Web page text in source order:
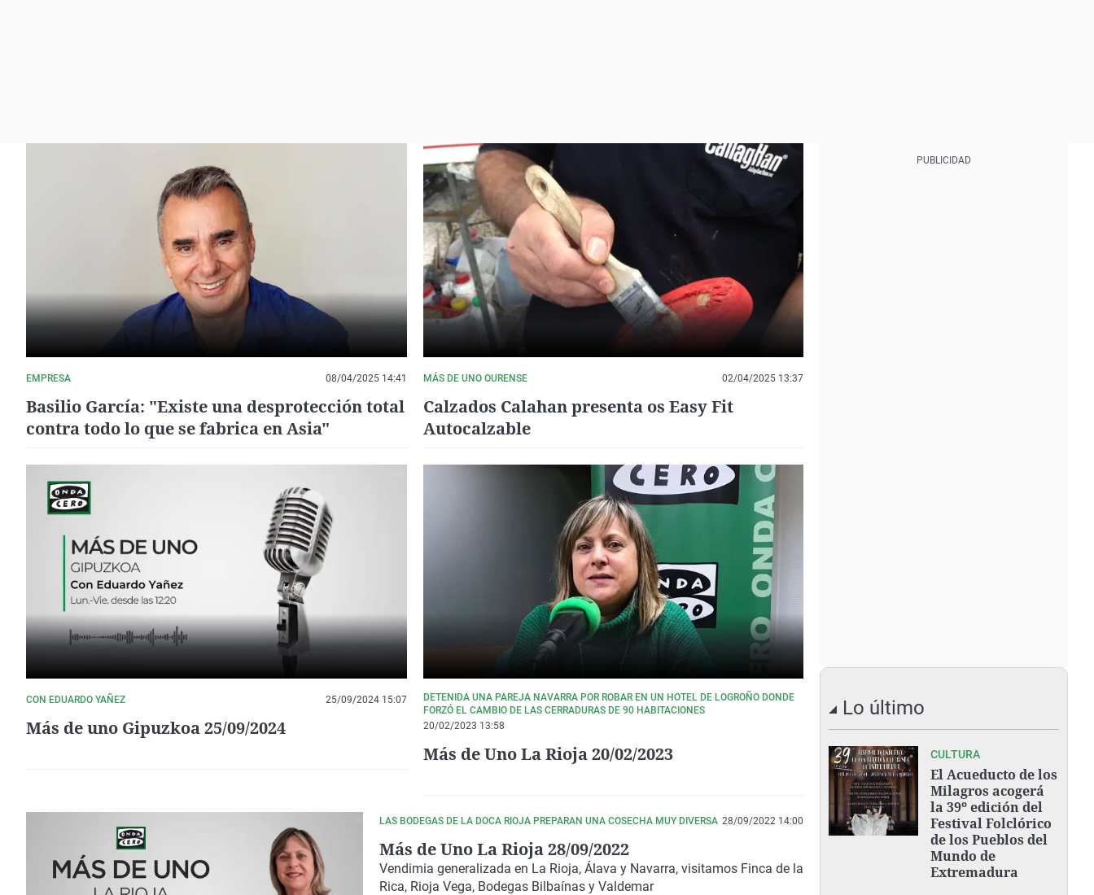
EMPRESA 08/04/2025 14:41
Basilio García: "Existe una desprotección total
contra todo lo que se fabrica en Asia"
MÁS DE UNO OURENSE 02/04/2025 13:37
Calzados Calahan presenta os Easy Fit
Autocalzable
CON EDUARDO YAÑEZ 25/09/2024 15:07
Más de uno Gipuzkoa 25/09/2024
DETENIDA UNA PAREJA NAVARRA POR ROBAR EN UN HOTEL DE LOGROÑO DONDE
FORZÓ EL CAMBIO DE LAS CERRADURAS DE 90 HABITACIONES
20/02/2023 13:58
Más de Uno La Rioja 20/02/2023
LAS BODEGAS DE LA DOCA RIOJA PREPARAN UNA COSECHA MUY DIVERSA 28/09/2022 14:00
Más de Uno La Rioja 28/09/2022
Vendimia generalizada en La Rioja, Álava y Navarra, visitamos Finca de la
Rica, Rioja Vega, Bodegas Bilbaínas y Valdemar
Lo último
CULTURA
El Acueducto de los
Milagros acogerá
la 39º edición del
Festival Folclórico
de los Pueblos del
Mundo de
Extremadura